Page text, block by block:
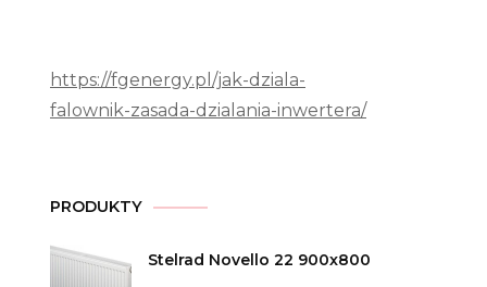
https://fgenergy.pl/jak-dziala-
falownik-zasada-dzialania-inwertera/
PRODUKTY
Stelrad Novello 22 900x800